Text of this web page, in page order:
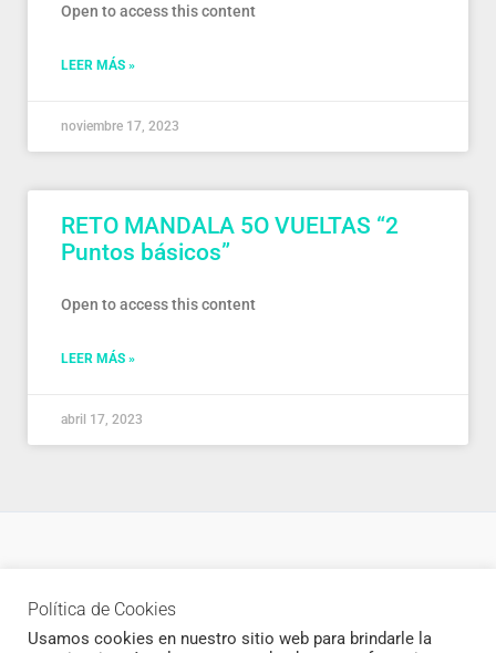
Open to access this content
LEER MÁS »
noviembre 17, 2023
RETO MANDALA 5O VUELTAS “2
Puntos básicos”
Open to access this content
LEER MÁS »
abril 17, 2023
Política de Cookies
Usamos cookies en nuestro sitio web para brindarle la